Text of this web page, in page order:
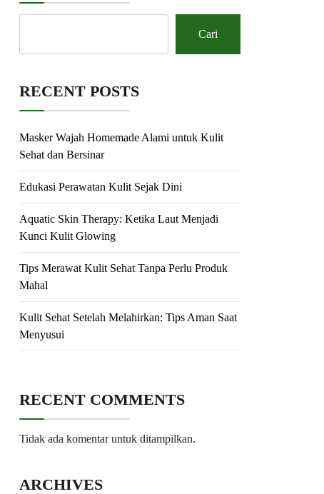
Cari
RECENT POSTS
Masker Wajah Homemade Alami untuk Kulit
Sehat dan Bersinar
Edukasi Perawatan Kulit Sejak Dini
Aquatic Skin Therapy: Ketika Laut Menjadi
Kunci Kulit Glowing
Tips Merawat Kulit Sehat Tanpa Perlu Produk
Mahal
Kulit Sehat Setelah Melahirkan: Tips Aman Saat
Menyusui
RECENT COMMENTS
Tidak ada komentar untuk ditampilkan.
ARCHIVES